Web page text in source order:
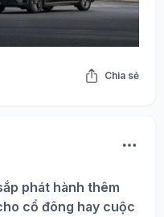
Chia sẻ
phát hành thêm
cổ đông hay cuộc